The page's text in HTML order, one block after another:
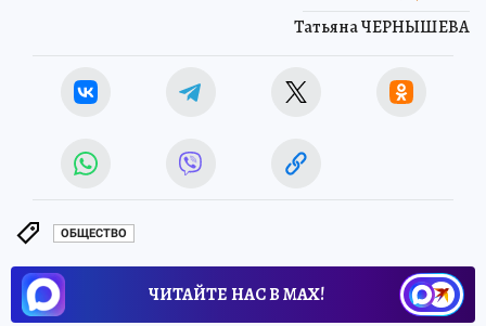
Татьяна ЧЕРНЫШЕВА
ОБЩЕСТВО
ЧИТАЙТЕ НАС В МАХ!